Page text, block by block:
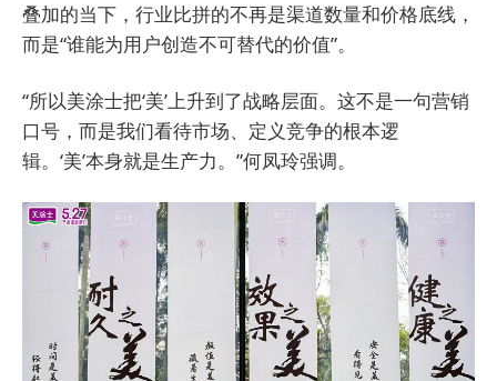
叠加的当下，行业比拼的不再是渠道数量和价格底线，
而是“谁能为用户创造不可替代的价值”。
“所以美涂士把‘美’上升到了战略层面。这不是一句营销
口号，而是我们看待市场、定义竞争的根本逻
辑。‘美’本身就是生产力。”何凤玲强调。